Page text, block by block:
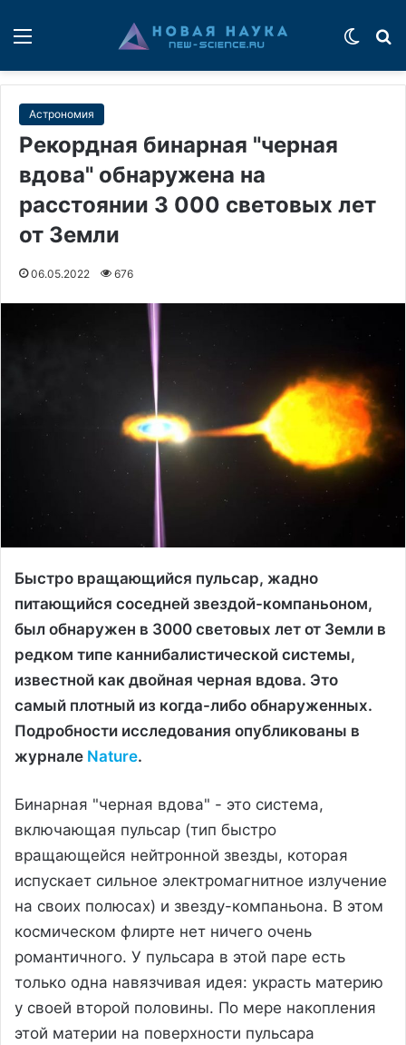
Астрономия
Рекордная бинарная "черная
вдова" обнаружена на
расстоянии 3 000 световых лет
от Земли
06.05.2022 676
Быстро вращающийся пульсар, жадно
питающийся соседней звездой-компаньоном,
был обнаружен в 3000 световых лет от Земли в
редком типе каннибалистической системы,
известной как двойная черная вдова. Это
самый плотный из когда-либо обнаруженных.
Подробности исследования опубликованы в
журнале Nature.
Бинарная "черная вдова" - это система,
включающая пульсар (тип быстро
вращающейся нейтронной звезды, которая
испускает сильное электромагнитное излучение
на своих полюсах) и звезду-компаньона. В этом
космическом флирте нет ничего очень
романтичного. У пульсара в этой паре есть
только одна навязчивая идея: украсть материю
у своей второй половины. По мере накопления
этой материи на поверхности пульсара